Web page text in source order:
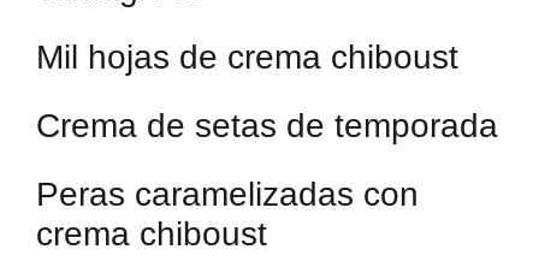
Mil hojas de crema chiboust
Crema de setas de temporada
Peras caramelizadas con
crema chiboust